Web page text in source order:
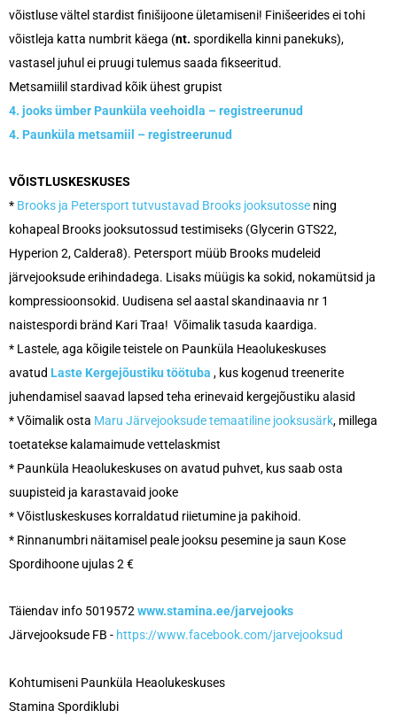
võistluse vältel stardist finišijoone ületamiseni! Finišeerides ei tohi
võistleja katta numbrit käega (nt. spordikella kinni panekuks),
vastasel juhul ei pruugi tulemus saada fikseeritud.
Metsamiilil stardivad kõik ühest grupist
4. jooks ümber Paunküla veehoidla –registreerunud
4. Paunküla metsamiil –registreerunud
VÕISTLUSKESKUSES
* Brooks ja Petersport tutvustavad Brooks jooksutosse ning
kohapeal Brooks jooksutossud testimiseks (Glycerin GTS22,
Hyperion 2, Caldera8). Petersport müüb Brooks mudeleid
järvejooksude erihindadega. Lisaks müügis ka sokid, nokamütsid ja
kompressioonsokid. Uudisena sel aastal skandinaavia nr 1
naistespordi bränd Kari Traa! Võimalik tasuda kaardiga.
* Lastele, aga kõigile teistele on Paunküla Heaolukeskuses
avatud Laste Kergejõustiku töötuba , kus kogenud treenerite
juhendamisel saavad lapsed teha erinevaid kergejõustiku alasid
* Võimalik osta Maru Järvejooksude temaatiline jooksusärk, millega
toetatekse kalamaimude vettelaskmist
* Paunküla Heaolukeskuses on avatud puhvet, kus saab osta
suupisteid ja karastavaid jooke
* Võistluskeskuses korraldatud riietumine ja pakihoid.
* Rinnanumbri näitamisel peale jooksu pesemine ja saun Kose
Spordihoone ujulas 2 €
Täiendav info 5019572www.stamina.ee/jarvejooks
Järvejooksude FB - https://www.facebook.com/jarvejooksud
Kohtumiseni Paunküla Heaolukeskuses
Stamina Spordiklubi